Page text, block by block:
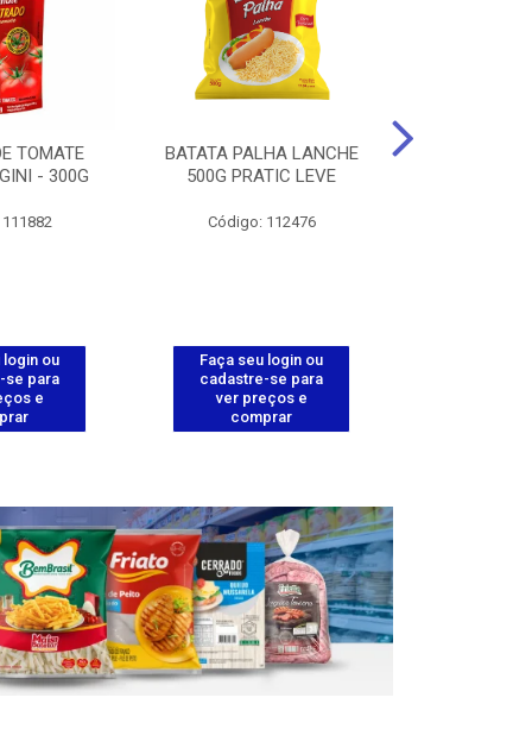
TOMATE
- 300G
login ou
se para
e
BATATA PALHA LANCHE
500G PRATIC LEVE
Código: 112476
Faça seu login ou
cadastre-se para
ver preços e
comprar